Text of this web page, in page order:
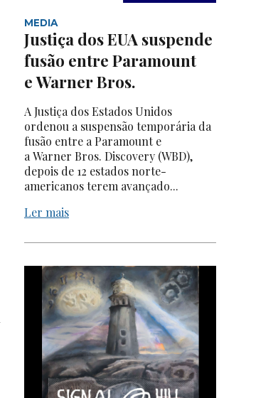
MEDIA
Justiça dos EUA suspende
fusão entre Paramount
e Warner Bros.
A Justiça dos Estados Unidos
ordenou a suspensão temporária da
fusão entre a Paramount e
a Warner Bros. Discovery (WBD),
depois de 12 estados norte-
americanos terem avançado...
Ler mais